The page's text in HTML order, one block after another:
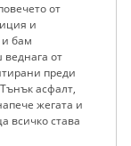
от
и
и бам
от
преди
асфалт,
жегата и
всичко става